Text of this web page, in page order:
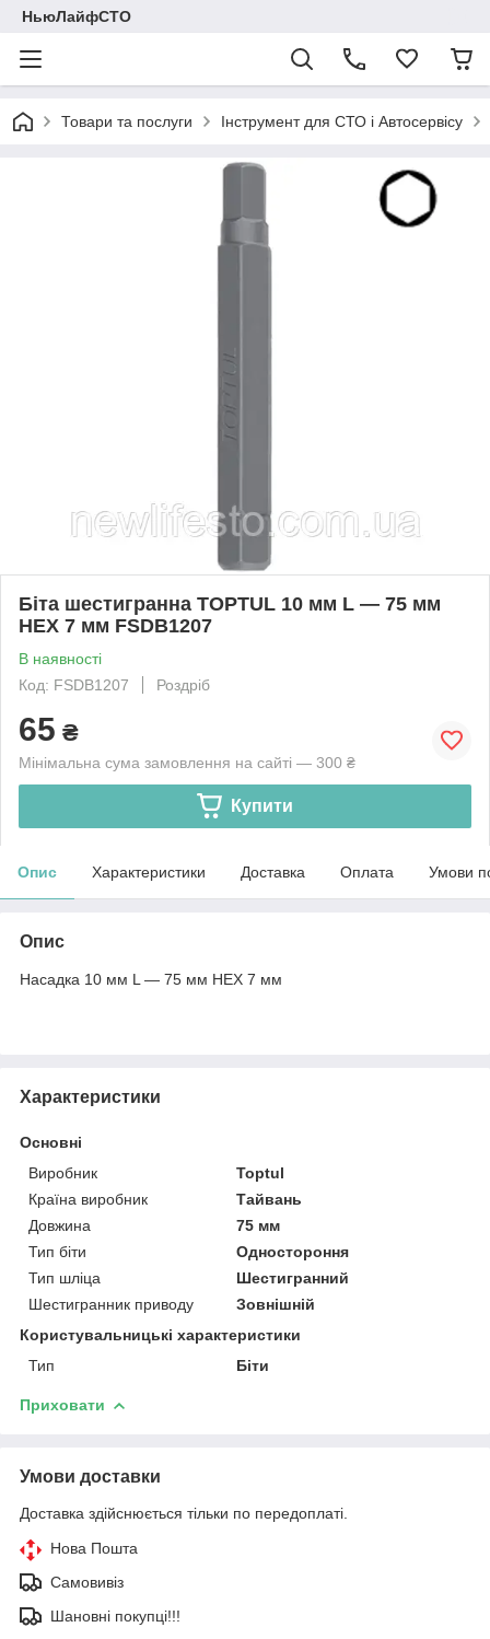
НьюЛайфСТО
Товари та послуги Інструмент для СТО і Автосервісу
Біта шестигранна TOPTUL 10 мм L — 75 мм
HEX 7 мм FSDB1207
В наявності
Код: FSDB1207
Роздріб
65 ₴
Мінімальна сума замовлення на сайті — 300 ₴
Купити
Опис Характеристики Доставка Оплата Умови
Опис
Насадка 10 мм L — 75 мм HEX 7 мм
Характеристики
Основні
Виробник
Toptul
Країна виробник
Тайвань
Довжина
75 мм
Тип біти
Одностороння
Тип шліца
Шестигранний
Шестигранник приводу
Зовнішній
Користувальницькі характеристики
Тип
Біти
Приховати
Умови доставки
Доставка здійснюється тільки по передоплаті.
Нова Пошта
Самовивіз
Шановні покупці!!!